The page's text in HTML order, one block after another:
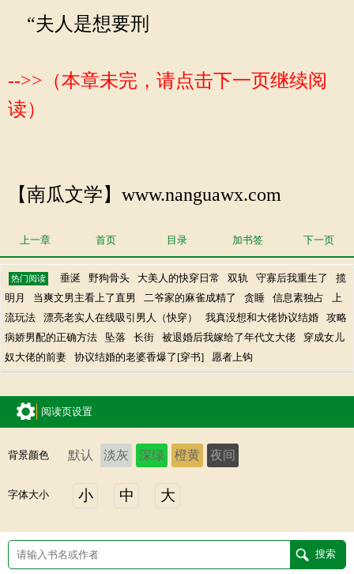
“夫人是想要刑
-->>（本章未完，请点击下一页继续阅
读）
【南瓜文学】www.nanguawx.com
上一章 首页 目录 加书签 下一页
热门阅读 垂涎 野狗骨头 大美人的快穿日常 双轨 守寡后我重生了
揽
明月
当爽文男主看上了直男 二爷家的麻雀成精了 贪睡 信息素独占
上
流玩法
漂亮老实人在线吸引男人（快穿） 我真没想和大佬协议结婚
攻略
病娇男配的正确方法
坠落 长街 被退婚后我嫁给了年代文大佬
穿成女儿
奴大佬的前妻
协议结婚的老婆香爆了[穿书] 愿者上钩
阅读页设置
背景颜色 默认 淡灰 深绿 橙黄 夜间
字体大小 小 中 大